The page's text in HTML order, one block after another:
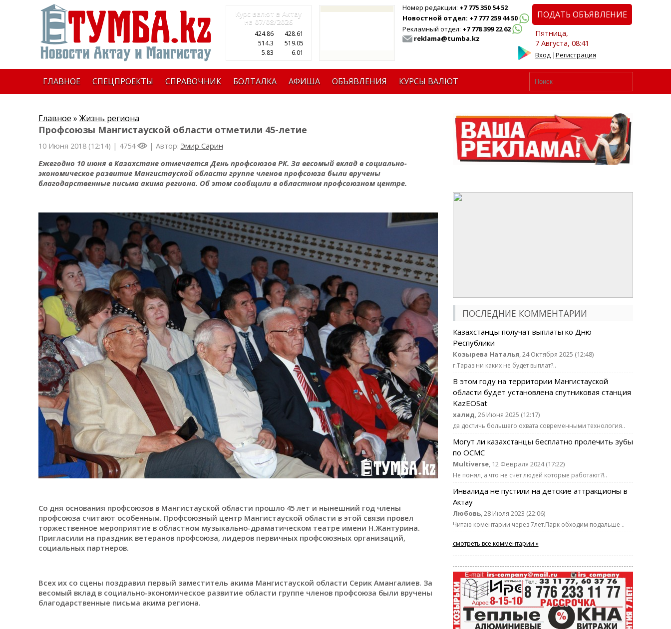
Курс валют в Актау
на 07/08/2026
424.86
428.61
514.3
519.05
5.83
6.01
Номер редакции: +7 775 350 54 52
Новостной отдел: +7 777 259 44 50
Рекламный отдел: +7 778 399 22 62
reklama@tumba.kz
ПОДАТЬ ОБЪЯВЛЕНИЕ
Пятница,
7 Августа, 08:41
Вход|Регистрация
ГЛАВНОЕ СПЕЦПРОЕКТЫ СПРАВОЧНИК БОЛТАЛКА АФИША ОБЪЯВЛЕНИЯ КУРСЫ ВАЛЮТ
Главное » Жизнь региона
Профсоюзы Мангистауской области отметили 45-летие
10 Июня 2018 (12:14) | 4754 | Автор: Эмир Сарин
Ежегодно 10 июня в Казахстане отмечается День профсоюзов РК. За весомый вклад в социально-
экономическое развитие Мангистауской области группе членов профсоюза были вручены
благодарственные письма акима региона. Об этом сообщили в областном профсоюзном центре.
Со дня основания профсоюзов в Мангистауской области прошло 45 лет и нынешний год члены
профсоюза считают особенным. Профсоюзный центр Мангистауской области в этой связи провел
торжественное мероприятие в областном музыкально-драматическом театре имени Н.Жантурина.
Пригласили на праздник ветеранов профсоюза, лидеров первичных профсоюзных организаций,
социальных партнеров.
Всех их со сцены поздравил первый заместитель акима Мангистауской области Серик Амангалиев. За
весомый вклад в социально-экономическое развитие области группе членов профсоюза были вручены
благодарственные письма акима региона.
ПОСЛЕДНИЕ КОММЕНТАРИИ
Казахстанцы получат выплаты ко Дню
Республики
Козырева Наталья, 24 Октября 2025 (12:48)
г.Тараз ни каких не будет выплат?..
В этом году на территории Мангистауской
области будет установлена спутниковая станция
KazEOSat
халид, 26 Июня 2025 (12:17)
да достичь большего охвата современными технология..
Могут ли казахстанцы бесплатно пролечить зубы
по ОСМС
Multiverse, 12 Февраля 2024 (17:22)
Не понял, а что не счёт людей которые работают?!..
Инвалида не пустили на детские аттракционы в
Актау
Любовь, 28 Июля 2023 (22:06)
Читаю коментарии через 7лет.Парк обходим подальше ..
смотреть все комментарии »